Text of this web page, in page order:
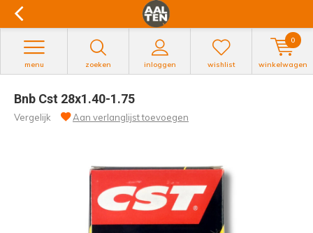
zoeken inloggen
menu wishlist winkelwagen
0
Bnb Cst 28x1.40-1.75
Vergelijk Aan verlanglijst toevoegen